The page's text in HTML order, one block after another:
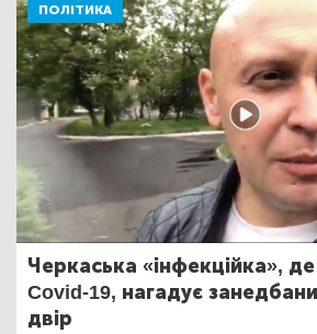
ПОЛІТИКА
Черкаська «інфекційка»,
Covid-19, нагадує
двір